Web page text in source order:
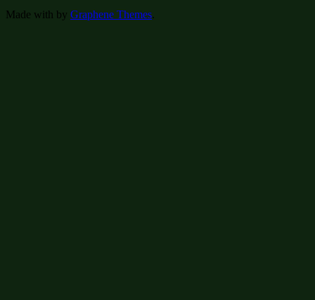
Made with by Graphene Themes.